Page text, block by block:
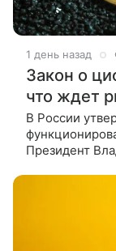
1 день назад
Закон о
что ждет
В России
Президент